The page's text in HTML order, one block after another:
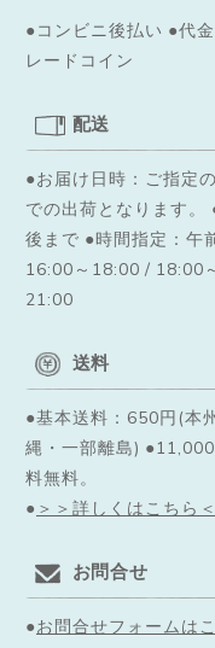
●コンビニ後払い ●代
レードコイン
配送
●お届け日時：ご指定
での出荷となります。
後まで ●時間指定：
16:00～18:00 / 18:00
21:00
送料
●基本送料：650円(本
縄・一部離島)
料無料。
● ＞＞詳しくはこちら
お問合せ
●お問合せフォームは